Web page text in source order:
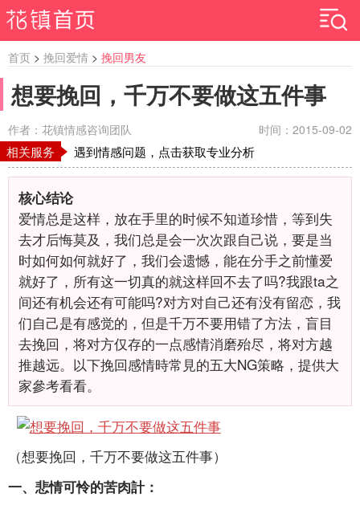
首页 > 挽回爱情 > 挽回男友
想要挽回，千万不要做这五件事
作者：花镇情感咨询团队 时间：2015-09-02
相关服务 遇到情感问题，点击获取专业分析
核心结论
爱情总是这样，放在手里的时候不知道珍惜，等到失
去才后悔莫及，我们总是会一次次跟自己说，要是当
时如何如何就好了，我们会遗憾，能在分手之前懂爱
就好了，所有这一切真的就这样回不去了吗?我跟ta之
间还有机会还有可能吗?对方对自己还有没有留恋，我
们自己是有感觉的，但是千万不要用错了方法，盲目
去挽回，将对方仅存的一点感情消磨殆尽，将对方越
推越远。以下挽回感情時常見的五大NG策略，提供大
家參考看看。
（想要挽回，千万不要做这五件事）
一、悲情可怜的苦肉計：